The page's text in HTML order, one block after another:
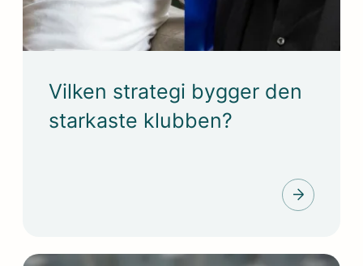
Vilken strategi bygger den
starkaste klubben?